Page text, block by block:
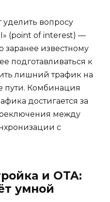
вопросу
(point of interest) —
заранее известному
подготавливаться к
лишний трафик на
пути. Комбинация
достигается за
между
с
и OTA:
умной